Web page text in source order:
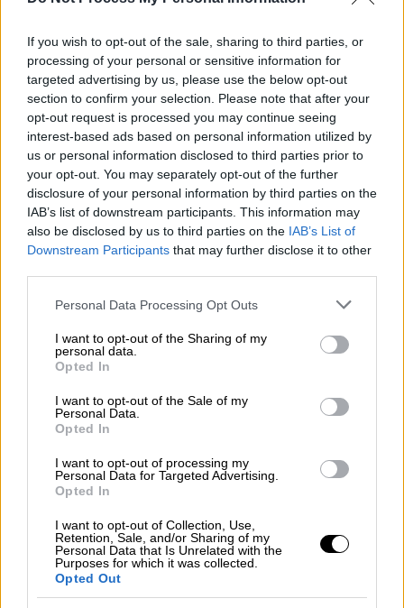
If you wish to opt-out of the sale, sharing to third parties, or
processing of your personal or sensitive information for
targeted advertising by us, please use the below opt-out
section to confirm your selection. Please note that after your
opt-out request is processed you may continue seeing
interest-based ads based on personal information utilized by
us or personal information disclosed to third parties prior to
your opt-out. You may separately opt-out of the further
disclosure of your personal information by third parties on the
IAB’s list of downstream participants. This information may
also be disclosed by us to third parties on the IAB’s List of
Downstream Participants that may further disclose it to other
Please note that this website/app uses one or more Google
not limited to your visit or usage behaviour. You may click to
grant or deny consent to Google and its third-party tags to
use your data for below specified purposes in below Google
consent section.
Personal Data Processing Opt Outs
I want to opt-out of the Sharing of my
personal data.
Opted In
I want to opt-out of the Sale of my
Personal Data.
Opted In
I want to opt-out of processing my
Personal Data for Targeted Advertising.
Opted In
I want to opt-out of Collection, Use,
Retention, Sale, and/or Sharing of my
Personal Data that Is Unrelated with the
Purposes for which it was collected.
Opted Out
Σινεμά|05.02.2022 10:55
The Batman: Η αφίσα της ταινίας
περιέχει ένα μυστικό μήνυμα - Θα
καταφέρεις να το βρεις;
Αφίσα της ταινίας «The Batman» που
κυκλοφόρησε πρόσφατα περιέχει ένα
μυστικό μήνυμα ορατό μόνο κάτω από μαύρο